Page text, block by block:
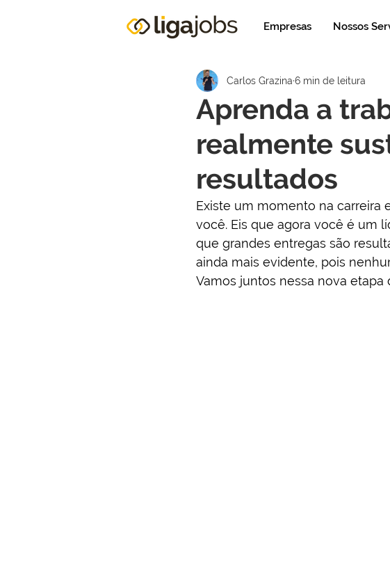
Empresas Nossos
Aprenda a
realmente
resultados
Carlos Grazina 6 min de leitura
Existe um momento na carreira
você. Eis que agora você é um
que grandes entregas são
ainda mais evidente, pois
Vamos juntos nessa nova